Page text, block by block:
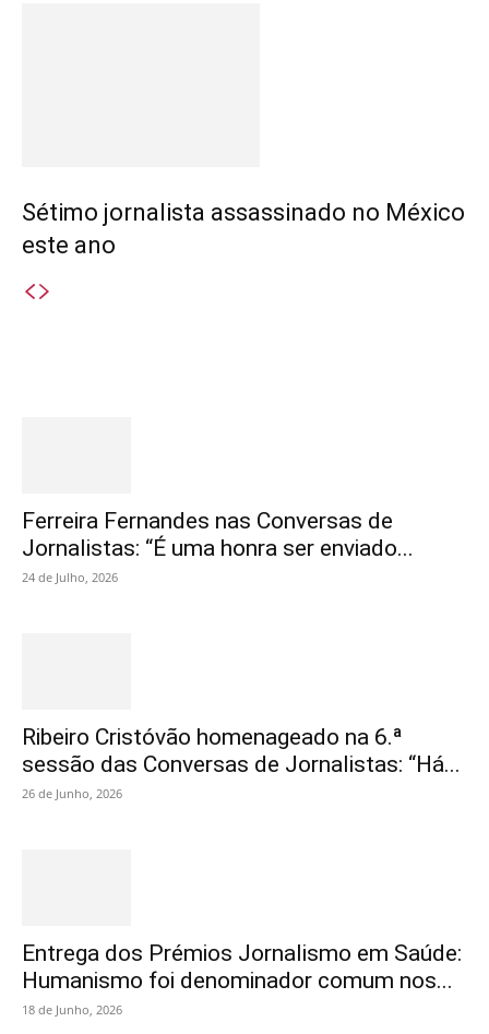
Sétimo jornalista assassinado no México
este ano
Ferreira Fernandes nas Conversas de
Jornalistas: “É uma honra ser enviado...
24 de Julho, 2026
Ribeiro Cristóvão homenageado na 6.ª
sessão das Conversas de Jornalistas: “Há...
26 de Junho, 2026
Entrega dos Prémios Jornalismo em Saúde:
Humanismo foi denominador comum nos...
18 de Junho, 2026